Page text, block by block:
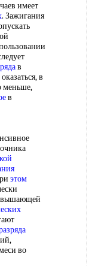
имеет
. Зажигания
в
в
меньше,
в
этом
во